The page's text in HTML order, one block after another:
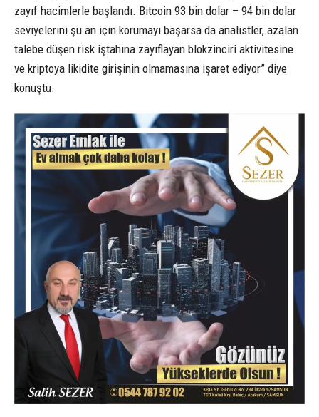
zayıf hacimlerle başlandı. Bitcoin 93 bin dolar – 94 bin dolar
seviyelerini şu an için korumayı başarsa da analistler, azalan
talebe düşen risk iştahına zayıflayan blokzinciri aktivitesine
ve kriptoya likidite girişinin olmamasına işaret ediyor” diye
konuştu.